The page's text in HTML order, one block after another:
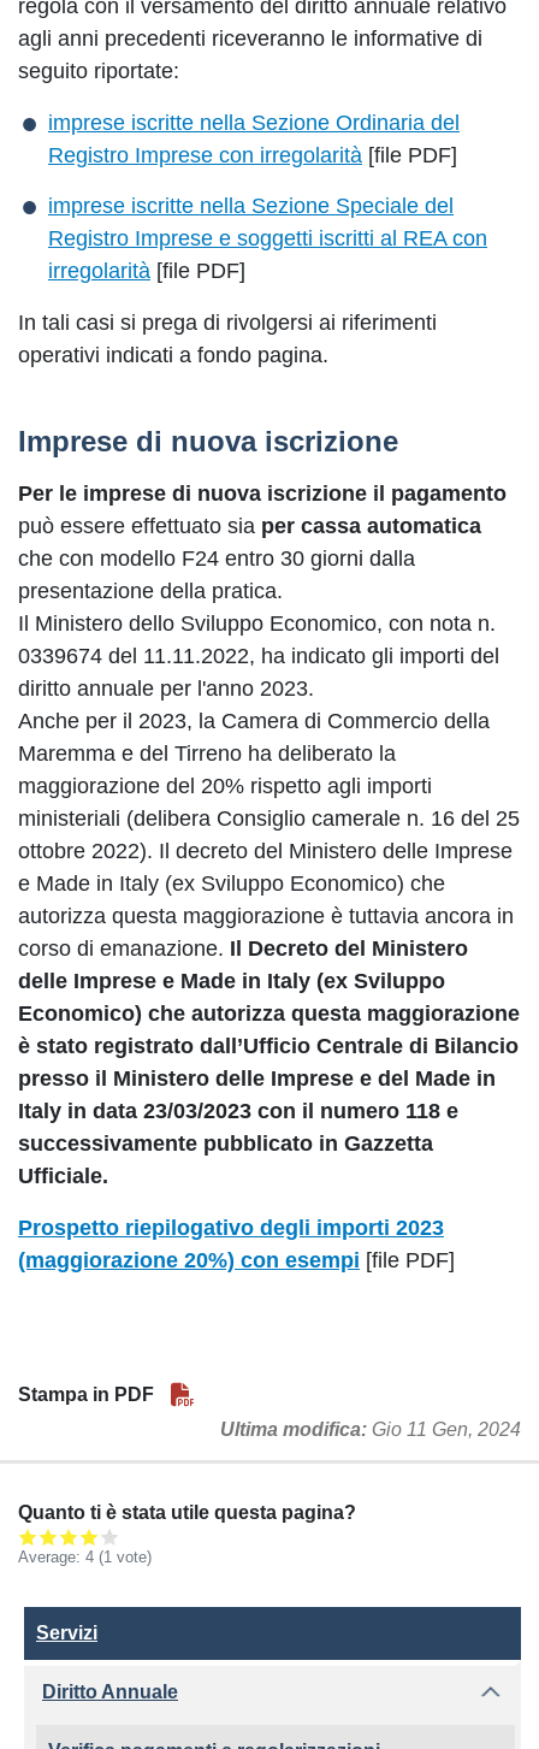
regola con il versamento del diritto annuale relativo
agli anni precedenti riceveranno le informative di
seguito riportate:
imprese iscritte nella Sezione Ordinaria del
Registro Imprese con irregolarità [file PDF]
imprese iscritte nella Sezione Speciale del
Registro Imprese e soggetti iscritti al REA con
irregolarità [file PDF]
In tali casi si prega di rivolgersi ai riferimenti
operativi indicati a fondo pagina.
Imprese di nuova iscrizione
Per le imprese di nuova iscrizione il pagamento
può essere effettuato sia per cassa automatica
che con modello F24 entro 30 giorni dalla
presentazione della pratica.
Il Ministero dello Sviluppo Economico, con nota n.
0339674 del 11.11.2022, ha indicato gli importi del
diritto annuale per l'anno 2023.
Anche per il 2023, la Camera di Commercio della
Maremma e del Tirreno ha deliberato la
maggiorazione del 20% rispetto agli importi
ministeriali (delibera Consiglio camerale n. 16 del 25
ottobre 2022). Il decreto del Ministero delle Imprese
e Made in Italy (ex Sviluppo Economico) che
autorizza questa maggiorazione è tuttavia ancora in
corso di emanazione. Il Decreto del Ministero
delle Imprese e Made in Italy (ex Sviluppo
Economico) che autorizza questa maggiorazione
è stato registrato dall’Ufficio Centrale di Bilancio
presso il Ministero delle Imprese e del Made in
Italy in data 23/03/2023 con il numero 118 e
successivamente pubblicato in Gazzetta
Ufficiale.
Prospetto riepilogativo degli importi 2023
(maggiorazione 20%) con esempi [file PDF]
Stampa in PDF
Ultima modifica Gio 11 Gen, 2024
Quanto ti è stata utile questa pagina?
Average: 4 (1 vote)
Servizi
Servizi
Diritto Annuale